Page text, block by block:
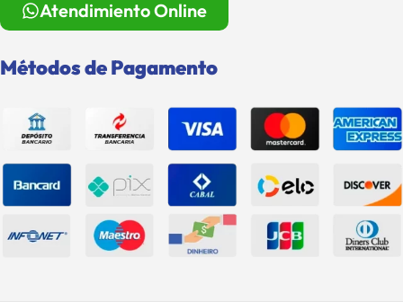
Atendimiento Online
Métodos de Pagamento